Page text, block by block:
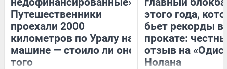
Путешественники
проехали 2000
километров по Уралу на
машине — стоило ли оно
того
этого года,
бьет рекорды в
прокате:
отзыв на
Нолана